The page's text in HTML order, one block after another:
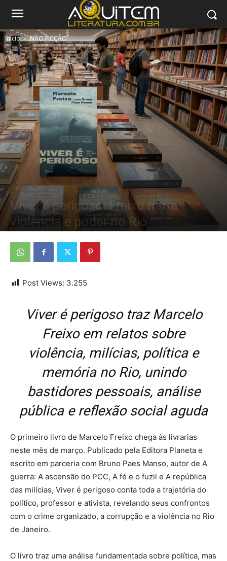
Início NÃO FICÇÃO
NÃO FICÇÃO
Viver é perigoso: Freixo narra
violência e poder no Rio
Post Views: 3.255
Viver é perigoso traz Marcelo
Freixo em relatos sobre
violência, milícias, política e
memória no Rio, unindo
bastidores pessoais, análise
pública e reflexão social aguda
O primeiro livro de Marcelo Freixo chega às livrarias
neste mês de março. Publicado pela Editora Planeta e
escrito em parceria com Bruno Paes Manso, autor de A
guerra: A ascensão do PCC, A fé e o fuzil e A república
das milícias, Viver é perigoso conta toda a trajetória do
político, professor e ativista, revelando seus confrontos
com o crime organizado, a corrupção e a violência no Rio
de Janeiro.
O livro traz uma análise fundamentada sobre política, mas